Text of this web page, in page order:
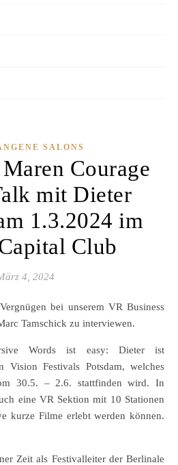
SALONS
Courage
mit Dieter
1.3.2024 im
Club
4, 2024
Tamschick zu interviewen.
Words ist easy: Dieter ist
Vision Festivals Potsdam, welches
30.5. – 2.6. stattfinden wird. In
eine VR Sektion mit 10 Stationen
kurze Filme erlebt werden können.
Zeit als Festivalleiter der Berlinale